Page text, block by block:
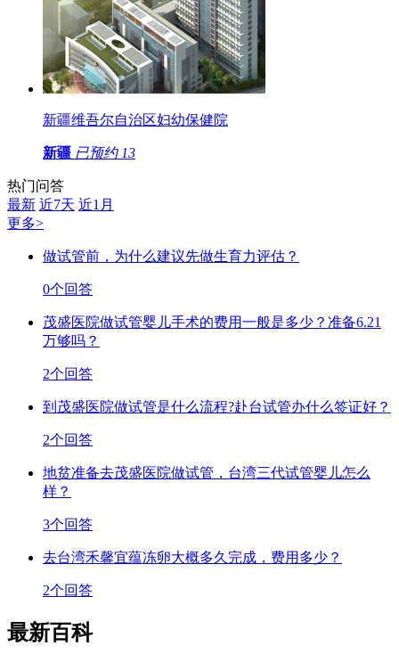
新疆维吾尔自治区妇幼保健院
新疆 已预约 13
热门问答
最新 近7天 近1月
更多>
做试管前，为什么建议先做生育力评估？
0个回答
茂盛医院做试管婴儿手术的费用一般是多少？准备6.21
万够吗？
2个回答
到茂盛医院做试管是什么流程?赴台试管办什么签证好？
2个回答
地贫准备去茂盛医院做试管，台湾三代试管婴儿怎么
样？
3个回答
去台湾禾馨宜蕴冻卵大概多久完成，费用多少？
2个回答
最新百科